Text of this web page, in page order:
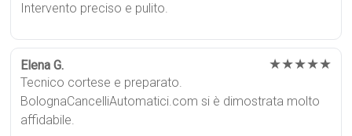
Intervento preciso e pulito.
Elena G. ★★★★★
Tecnico cortese e preparato.
BolognaCancelliAutomatici.com si è dimostrata molto
affidabile.